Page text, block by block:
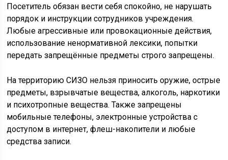
Посетитель обязан вести себя спокойно, не нарушать
порядок и инструкции сотрудников учреждения.
Любые агрессивные или провокационные действия,
использование ненормативной лексики, попытки
передать запрещённые предметы строго запрещены.
На территорию СИЗО нельзя приносить оружие, острые
предметы, взрывчатые вещества, алкоголь, наркотики
и психотропные вещества. Также запрещены
мобильные телефоны, электронные устройства с
доступом в интернет, флеш-накопители и любые
средства записи.